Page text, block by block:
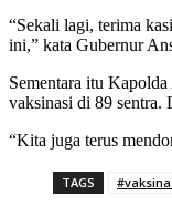
“Sekali lagi, terima
ini,” kata Gubernur
Sementara itu
vaksinasi di 89 sentra.
“Kita juga terus
TAGS